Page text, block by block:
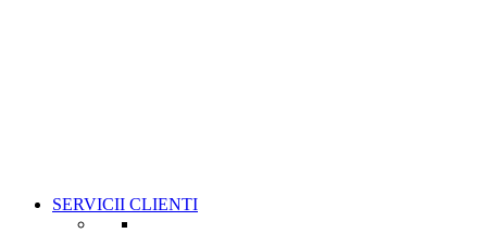
SERVICII CLIENTI